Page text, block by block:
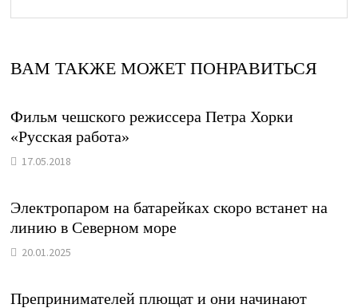
ВАМ ТАКЖЕ МОЖЕТ ПОНРАВИТЬСЯ
Фильм чешского режиссера Петра Хорки
«Русская работа»
17.05.2018
Электропаром на батарейках скоро встанет на
линию в Северном море
20.01.2025
Препринимателей плющат и они начинают